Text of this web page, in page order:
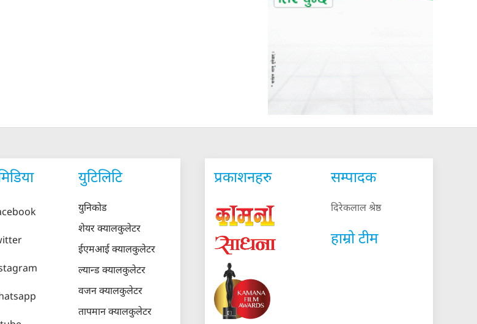
युटिलिटि
युनिकोड
शेयर क्यालकुलेटर
ईएमआई क्यालकुलेटर
ल्यान्ड क्यालकुलेटर
वजन क्यालकुलेटर
तापमान क्यालकुलेटर
प्रकाशनहरु सम्पादक
दिरेकलाल श्रेष्ठ
हाम्रो टीम